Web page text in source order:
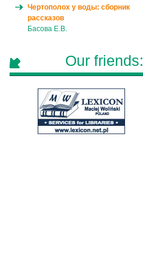
Чертополох у воды: сборник
рассказов
Басова Е.В.
Our friends: